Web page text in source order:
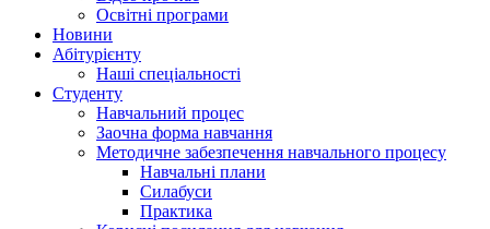
Освітні програми
Hовини
Абітурієнту
Наші спеціальності
Студенту
Навчальний процес
Заочна форма навчання
Методичне забезпечення навчального процесу
Навчальні плани
Силабуси
Практика